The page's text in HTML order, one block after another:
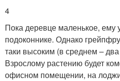
4
Пока деревце маленькое, ему
подоконнике. Однако
таки высоким (в среднем –
Взрослому растению будет
офисном помещении, на